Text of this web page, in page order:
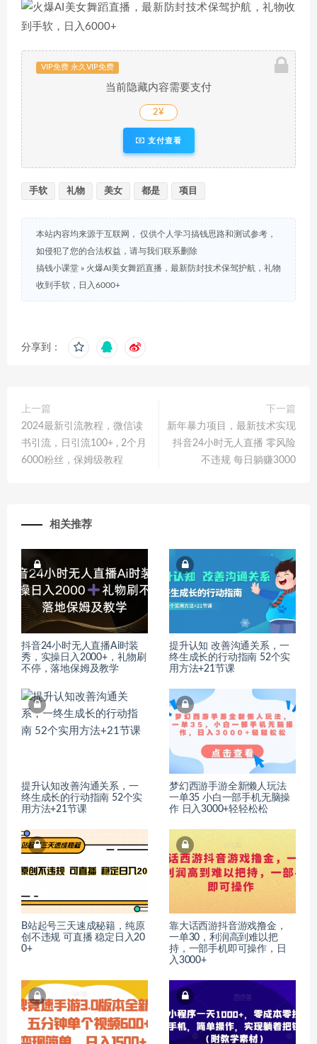
VIP免费 永久VIP免费
当前隐藏内容需要支付
2¥
支付查看
手软 礼物 美女 都是 项目
本站内容均来源于互联网， 仅供个人学习搞钱思路和测试参考，
如侵犯了您的合法权益，请与我们联系删除
搞钱小课堂 » 火爆AI美女舞蹈直播，最新防封技术保驾护航，礼物
收到手软，日入6000+
分享到：
上一篇
2024最新引流教程，微信读
书引流，日引流100+ , 2个月
6000粉丝，保姆级教程
下一篇
新年暴力项目，最新技术实现
抖音24小时无人直播 零风险
不违规 每日躺赚3000
相关推荐
抖音24小时无人直播Ai时装
秀，实操日入2000+，礼物刷
不停，落地保姆及教学
提升认知 改善沟通关系，一
终生成长的行动指南 52个实
用方法+21节课
提升认知改善沟通关系，一
终生成长的行动指南 52个实
用方法+21节课
梦幻西游手游全新懒人玩法
一单35 小白一部手机无脑操
作 日入3000+轻轻松松
B站起号三天速成秘籍，纯原
创不违规 可直播 稳定日入20
0+
靠大话西游抖音游戏撸金，
一单30，利润高到难以把
持，一部手机即可操作，日
入3000+